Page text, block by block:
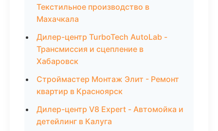
Текстильное производство в
Махачкала
Дилер-центр TurboTech AutoLab -
Трансмиссия и сцепление в
Хабаровск
Строймастер Монтаж Элит - Ремонт
квартир в Красноярск
Дилер-центр V8 Expert - Автомойка и
детейлинг в Калуга